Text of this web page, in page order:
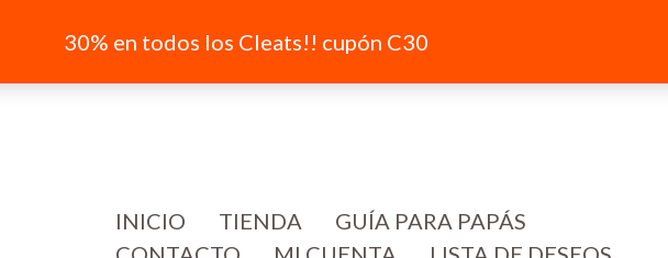
30% en todos los Cleats!! cupón C30
INICIO
TIENDA
GUÍA PARA PAPÁS